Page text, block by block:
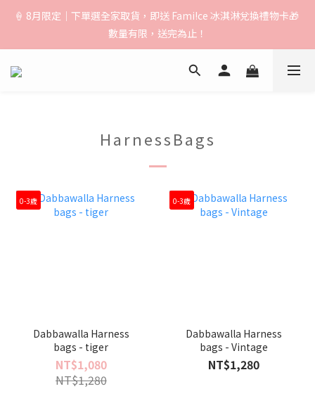
🚚【運費公告】：超取（先付款）$1000免運｜貨到付款/宅配
$1500免運｜中港澳順豐$3000免運
🍦 8月限定｜下單選全家取貨，即送 Fami!ce 冰淇淋兌換禮物卡🎁
數量有限，送完為止！
🚚【運費公告】：超取（先付款）$1000免運｜貨到付款/宅配
HarnessBags
0-3歲
Dabbawalla Harness
bags - tiger
NT$1,080
NT$1,280
0-3歲
Dabbawalla Harness
bags - Vintage
NT$1,280